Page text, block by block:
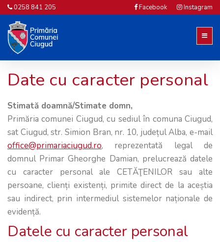
0258 841 205 Facebook Instagram
Date cu caracter personal
Stimată doamnă/Stimate domn,
Primăria comunei Ciugud, cu sediul în comuna Ciugud,
sat Ciugud, str. Simion Bran, nr. 10, județul Alba, e-mail
office@primariaciugud.ro, reprezentată legal de
domnul Primar Gheorghe Damian, prelucrează datele
cu caracter personal ale CETĂŢENILOR sau alte
persoane, clienți existenți, primite direct de la aceștia
sau indirect, prin intermediul sistemelor naționale de
evidență.
Datele cu caracter personal